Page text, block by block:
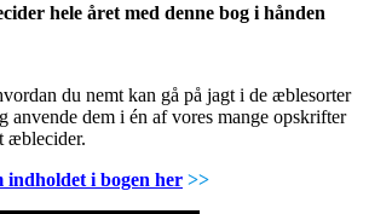
hele året med denne bog i hånden
du nemt kan gå på jagt i de æblesorter
anvende dem i én af vores mange opskrifter
æblecider.
i bogen her >>